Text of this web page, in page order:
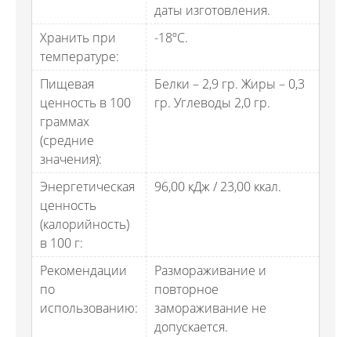
даты изготовления.
Хранить при
температуре:
-18ºС.
Пищевая
ценность в 100
граммах
(средние
значения):
Белки – 2,9 гр. Жиры – 0,3
гр. Углеводы 2,0 гр.
Энергетическая
ценность
(калорийность)
в 100 г:
96,00 кДж / 23,00 ккал.
Рекомендации
по
использованию:
Размораживание и
повторное
замораживание не
допускается.